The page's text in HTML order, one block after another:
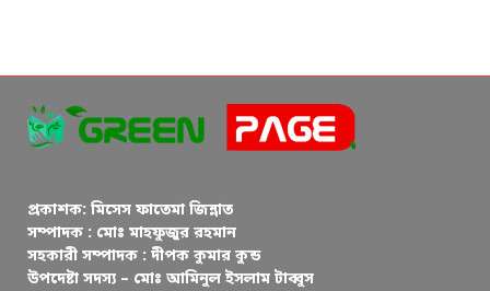
প্রকাশক: মিসেস ফাতেমা জিন্নাত
সম্পাদক : মোঃ মাহফুজুর রহমান
সহকারী সম্পাদক : দীপক কুমার কুন্ড
উপদেষ্টা সদস্য – মোঃ আমিনুল ইসলাম টাব্বুস